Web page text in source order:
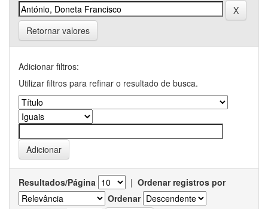
Retornar valores
Adicionar filtros:
Utilizar filtros para refinar o resultado de busca.
Resultados/Página | Ordenar registros por
Ordenar